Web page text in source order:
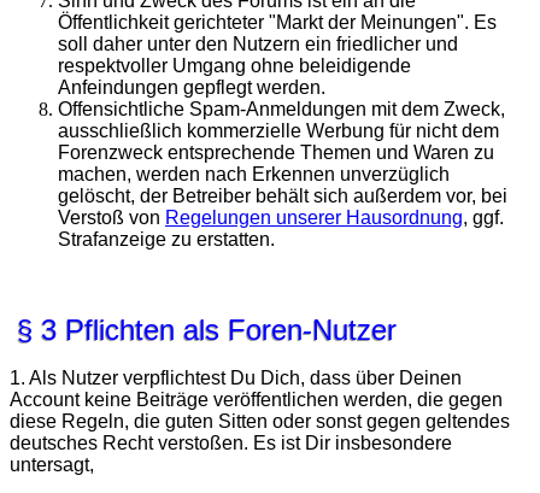
Öffentlichkeit gerichteter "Markt der Meinungen". Es
soll daher unter den Nutzern ein friedlicher und
respektvoller Umgang ohne beleidigende
Anfeindungen gepflegt werden.
Offensichtliche Spam-Anmeldungen mit dem Zweck,
ausschließlich kommerzielle Werbung für nicht dem
Forenzweck entsprechende Themen und Waren zu
machen, werden nach Erkennen unverzüglich
gelöscht, der Betreiber behält sich außerdem vor, bei
Verstoß von Regelungen unserer Hausordnung, ggf.
Strafanzeige zu erstatten.
§ 3 Pflichten als Foren-Nutzer
1. Als Nutzer verpflichtest Du Dich, dass über Deinen
Account keine Beiträge veröffentlichen werden, die gegen
diese Regeln, die guten Sitten oder sonst gegen geltendes
deutsches Recht verstoßen. Es ist Dir insbesondere
untersagt,